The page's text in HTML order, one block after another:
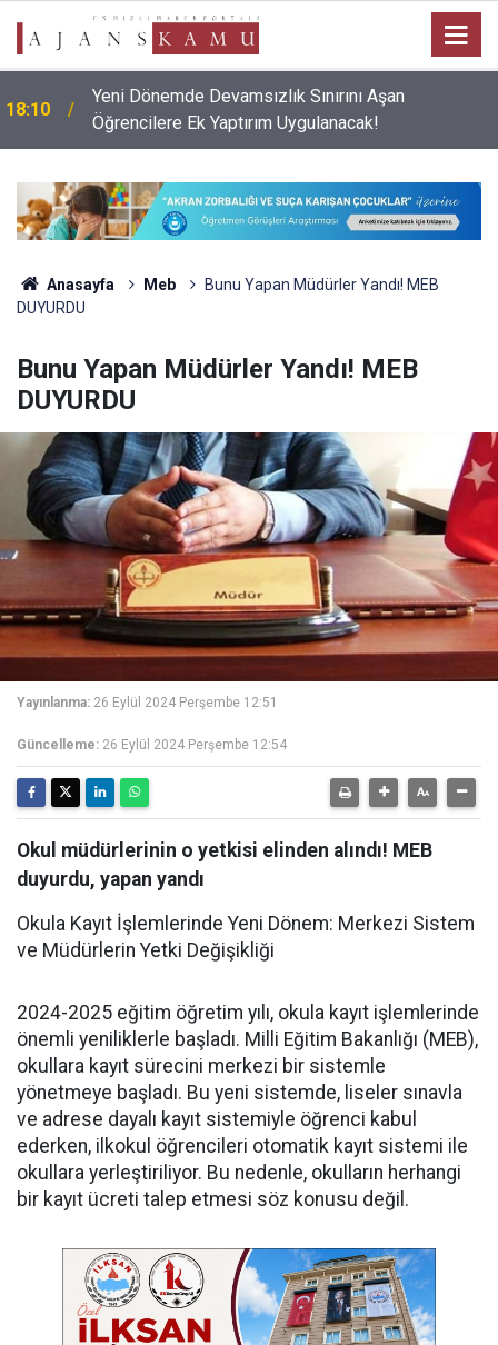
18:10
Yeni Dönemde Devamsızlık Sınırını Aşan
Öğrencilere Ek Yaptırım Uygulanacak!
Anasayfa Meb
Bunu Yapan Müdürler Yandı! MEB
DUYURDU
Bunu Yapan Müdürler Yandı! MEB
DUYURDU
Yayınlanma: 26 Eylül 2024 Perşembe 12:51
Güncelleme: 26 Eylül 2024 Perşembe 12:54
Okul müdürlerinin o yetkisi elinden alındı! MEB
duyurdu, yapan yandı
Okula Kayıt İşlemlerinde Yeni Dönem: Merkezi Sistem
ve Müdürlerin Yetki Değişikliği
2024-2025 eğitim öğretim yılı, okula kayıt işlemlerinde
önemli yeniliklerle başladı. Milli Eğitim Bakanlığı (MEB),
okullara kayıt sürecini merkezi bir sistemle
yönetmeye başladı. Bu yeni sistemde, liseler sınavla
ve adrese dayalı kayıt sistemiyle öğrenci kabul
ederken, ilkokul öğrencileri otomatik kayıt sistemi ile
okullara yerleştiriliyor. Bu nedenle, okulların herhangi
bir kayıt ücreti talep etmesi söz konusu değil.